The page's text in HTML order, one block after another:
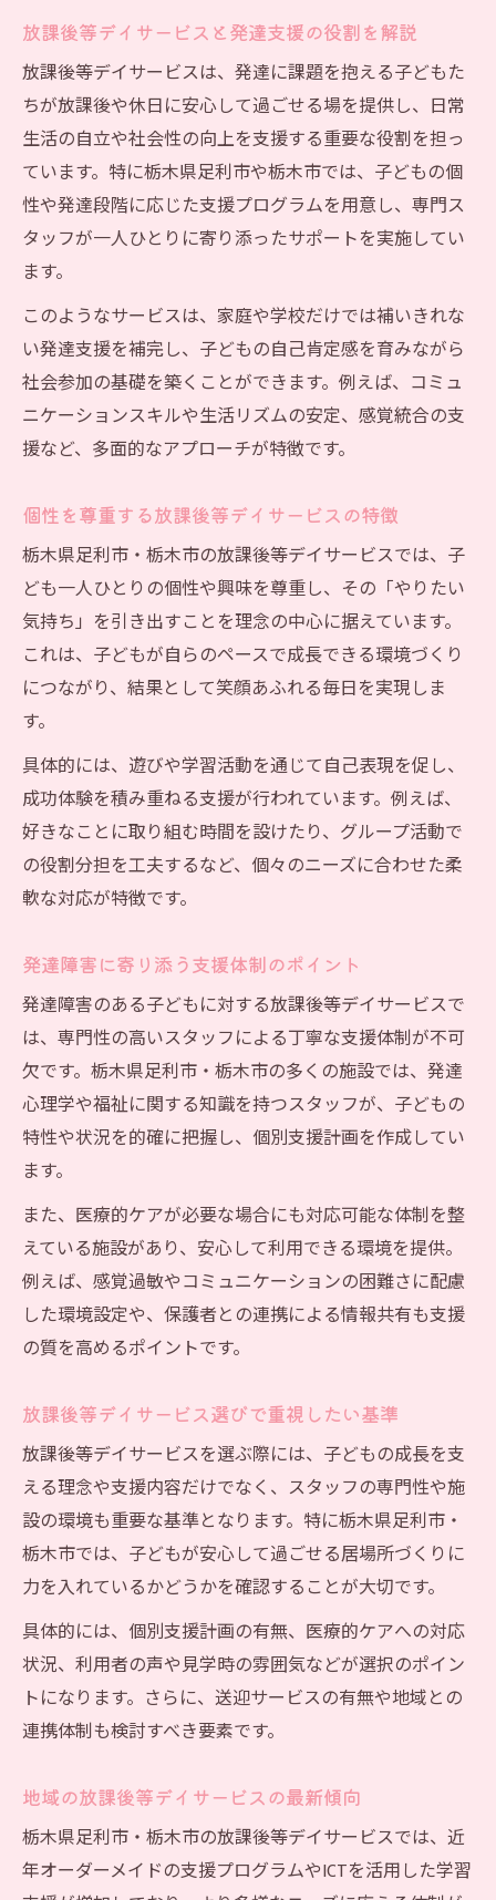
個性を大切にする放課後等デイサービス理念の
魅力
放課後等デイサービス理念が子どもを支え
る理由
個性重視の放課後等デイサービス支援事例
ふたばなど理念が光る放課後等デイサービ
ス比較
発達障害に対応する理念と実践の工夫
自立を育む支援が選ばれる理由を詳しく解説
放課後等デイサービスによる自立支援の重
要性
中高生向け放課後等デイサービスの自立訓
社会性を育てる放課後等デイサービスの特
徴
放課後等デイサービスが提供する未来志向
の支援
放課後等デイサービスの自立支援プログラ
ム解説
放課後等デイサービスが持つ成長支援の魅
力
利用事例から見る放課後等デイサービスの
効果
放課後等デイサービスが広げる子どもの未
例
放課後等デイサービスの多様な成長サポー
ト
笑顔につながる発達支援の考え方と工夫ポイン
援
日常生活で役立つ放課後等デイサービスの
工夫
家族が安心する放課後等デイサービスの支
地域交流を生かす放課後等デイサービスの
魅力
放課後等デイサービスが重視する笑顔の理
由
家族に安心と未来を届ける選び方ガイド
放課後等デイサービス選びで家族が安心す
る基準
求人情報から見極める放課後等デイサービ
ス
放課後等デイサービスと地域のサポート体
発達障害を支える放課後等デイサービスの
選定法
放課後等デイサービスの体験見学で確認す
放課後等デイサービスと発達支援の役割を解説
放課後等デイサービスは、発達に課題を抱える子どもた
ちが放課後や休日に安心して過ごせる場を提供し、日常
生活の自立や社会性の向上を支援する重要な役割を担っ
ています。特に栃木県足利市や栃木市では、子どもの個
性や発達段階に応じた支援プログラムを用意し、専門ス
タッフが一人ひとりに寄り添ったサポートを実施してい
ます。
このようなサービスは、家庭や学校だけでは補いきれな
い発達支援を補完し、子どもの自己肯定感を育みながら
社会参加の基礎を築くことができます。例えば、コミュ
ニケーションスキルや生活リズムの安定、感覚統合の支
援など、多面的なアプローチが特徴です。
個性を尊重する放課後等デイサービスの特徴
栃木県足利市・栃木市の放課後等デイサービスでは、子
ども一人ひとりの個性や興味を尊重し、その「やりたい
気持ち」を引き出すことを理念の中心に据えています。
これは、子どもが自らのペースで成長できる環境づくり
につながり、結果として笑顔あふれる毎日を実現しま
す。
具体的には、遊びや学習活動を通じて自己表現を促し、
成功体験を積み重ねる支援が行われています。例えば、
好きなことに取り組む時間を設けたり、グループ活動で
の役割分担を工夫するなど、個々のニーズに合わせた柔
軟な対応が特徴です。
発達障害に寄り添う支援体制のポイント
発達障害のある子どもに対する放課後等デイサービスで
は、専門性の高いスタッフによる丁寧な支援体制が不可
欠です。栃木県足利市・栃木市の多くの施設では、発達
心理学や福祉に関する知識を持つスタッフが、子どもの
特性や状況を的確に把握し、個別支援計画を作成してい
ます。
また、医療的ケアが必要な場合にも対応可能な体制を整
えている施設があり、安心して利用できる環境を提供。
例えば、感覚過敏やコミュニケーションの困難さに配慮
した環境設定や、保護者との連携による情報共有も支援
の質を高めるポイントです。
放課後等デイサービス選びで重視したい基準
放課後等デイサービスを選ぶ際には、子どもの成長を支
える理念や支援内容だけでなく、スタッフの専門性や施
設の環境も重要な基準となります。特に栃木県足利市・
栃木市では、子どもが安心して過ごせる居場所づくりに
力を入れているかどうかを確認することが大切です。
具体的には、個別支援計画の有無、医療的ケアへの対応
状況、利用者の声や見学時の雰囲気などが選択のポイン
トになります。さらに、送迎サービスの有無や地域との
連携体制も検討すべき要素です。
地域の放課後等デイサービスの最新傾向
栃木県足利市・栃木市の放課後等デイサービスでは、近
年オーダーメイドの支援プログラムやICTを活用した学習